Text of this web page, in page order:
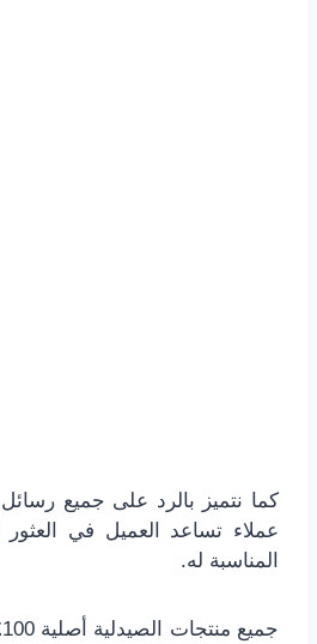
كما نتميز بالرد على جميع رسائل
عملاء تساعد العميل في
المناسبة له.